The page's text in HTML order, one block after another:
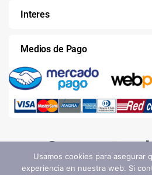
Interes
Medios de Pago
Usamos cookies para asegurar
experiencia en nuestra web. Si